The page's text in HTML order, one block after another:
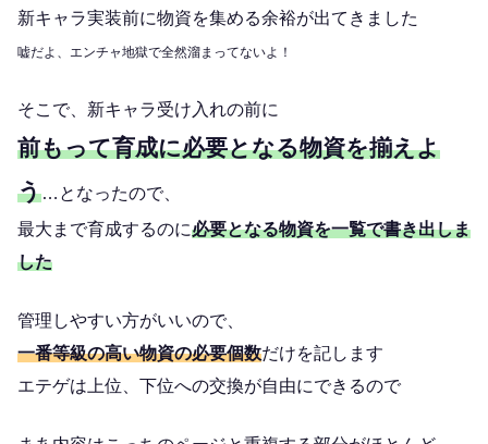
新キャラ実装前に物資を集める余裕が出てきました
嘘だよ、エンチャ地獄で全然溜まってないよ！
そこで、新キャラ受け入れの前に
前もって育成に必要となる物資を揃えよ
う…となったので、
最大まで育成するのに必要となる物資を一覧で書き出しま
した
管理しやすい方がいいので、
一番等級の高い物資の必要個数だけを記します
エテゲは上位、下位への交換が自由にできるので